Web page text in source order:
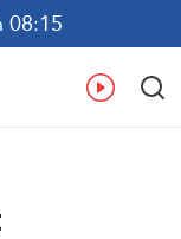
08:15